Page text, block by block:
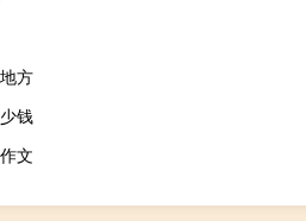
方
钱
文